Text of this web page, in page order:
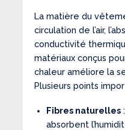
La matière du
circulation de l’air,
conductivité
matériaux conçus
chaleur améliore la
Plusieurs points
Fibres naturelles:
absorbent